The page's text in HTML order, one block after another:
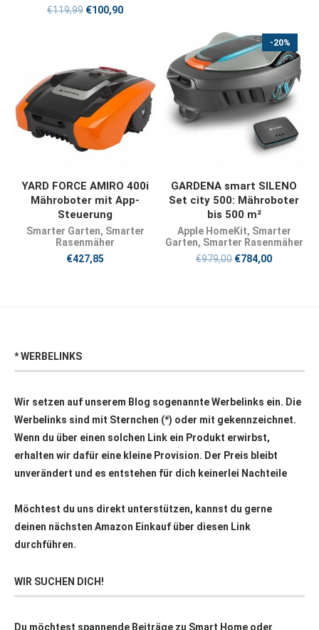
€119,99 €100,90
JETZT KAUFEN
YARD FORCE AMIRO 400i
Mähroboter mit App-
Steuerung
Smarter Garten, Smarter
Rasenmäher
€427,85
-20%
JETZT KAUFEN
GARDENA smart SILENO
Set city 500: Mähroboter
bis 500 m²
Apple HomeKit, Smarter
Garten, Smarter Rasenmäher
€979,00 €784,00
* WERBELINKS
Wir setzen auf unserem Blog sogenannte Werbelinks ein. Die
Werbelinks sind mit Sternchen (*) oder mit gekennzeichnet.
Wenn du über einen solchen Link ein Produkt erwirbst,
erhalten wir dafür eine kleine Provision. Der Preis bleibt
unverändert und es entstehen für dich keinerlei Nachteile
Möchtest du uns direkt unterstützen, kannst du gerne
deinen nächsten Amazon Einkauf über diesen Link
durchführen.
WIR SUCHEN DICH!
Du möchtest spannende Beiträge zu Smart Home oder